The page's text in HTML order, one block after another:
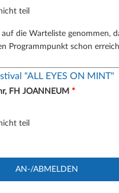
teil
die Warteliste genommen,
Programmpunkt schon
"ALL EYES ON MINT"
FH JOANNEUM *
teil
AN-/ABMELDEN